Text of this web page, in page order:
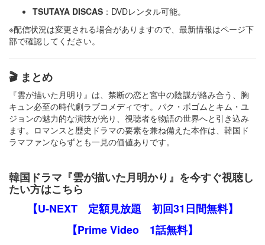
TSUTAYA DISCAS ：DVDレンタル可能。
※配信状況は変更される場合がありますので、最新情報はページ下
部で確認してください。
🎬 まとめ
『雲が描いた月明り』は、禁断の恋と宮中の陰謀が絡み合う、胸
キュン必至の時代劇ラブコメディです。​パク・ボゴムとキム・ユ
ジョンの魅力的な演技が光り、視聴者を物語の世界へと引き込み
ます。​ロマンスと歴史ドラマの要素を兼ね備えた本作は、韓国ド
ラマファンならずとも一見の価値ありです。​
韓国ドラマ『雲が描いた月明かり』を今すぐ視聴し
たい方はこちら
【U-NEXT 定額見放題 初回31日間無料】
【Prime Video 1話無料】